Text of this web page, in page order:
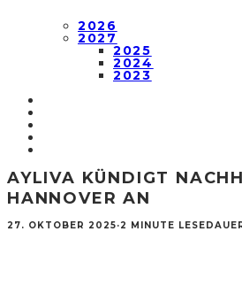
2026
2027
2025
2024
2023
AYLIVA KÜNDIGT
HANNOVER AN
27. OKTOBER 2025·2 MINUTE